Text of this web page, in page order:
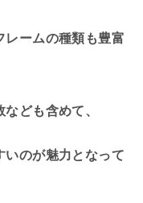
レームの種類も豊富
ども含めて、
いのが魅力となって